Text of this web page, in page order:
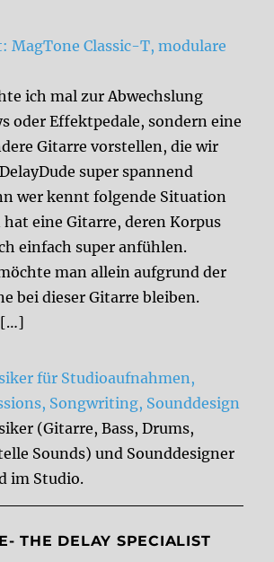
MagTone Classic-T, modulare
ich mal zur Abwechslung
oder Effektpedale, sondern eine
Gitarre vorstellen, die wir
super spannend
wer kennt folgende Situation
eine Gitarre, deren Korpus
einfach super anfühlen.
man allein aufgrund der
bei dieser Gitarre bleiben.
[…]
für Studioaufnahmen,
Songwriting, Sounddesign
(Gitarre, Bass, Drums,
Sounds) und Sounddesigner
im Studio.
THE DELAY SPECIALIST